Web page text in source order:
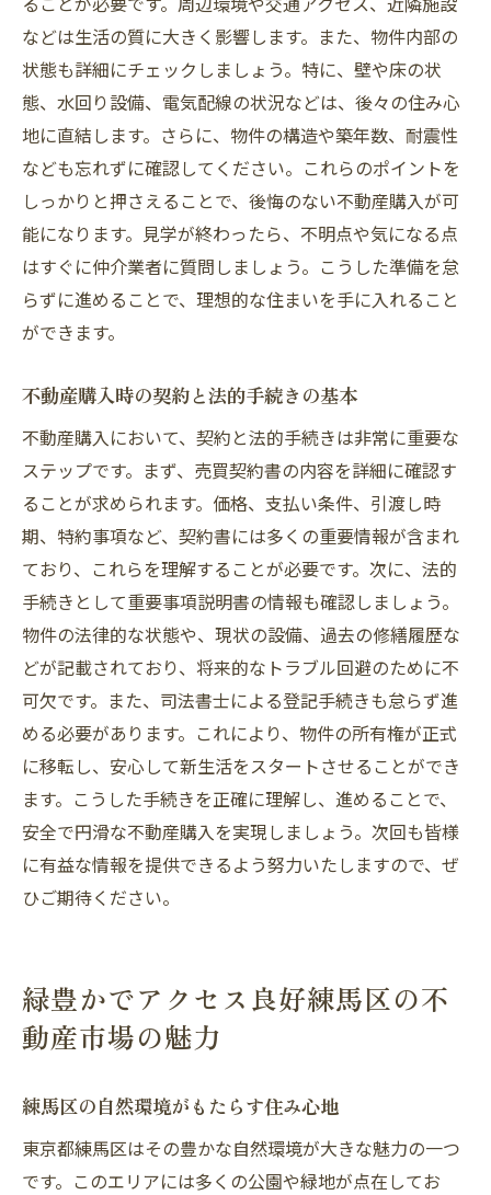
ワークライフバランスを考慮した住まい
練馬区での趣味やレジャーを楽しむ方法
家族構成に応じた最適な物件の条件
将来設計に基づいた投資用不動産選び
練馬区の不動産求人について
などは生活の質に大きく影響します。また、物件内部の
状態も詳細にチェックしましょう。特に、壁や床の状
態、水回り設備、電気配線の状況などは、後々の住み心
地に直結します。さらに、物件の構造や築年数、耐震性
なども忘れずに確認してください。これらのポイントを
しっかりと押さえることで、後悔のない不動産購入が可
能になります。見学が終わったら、不明点や気になる点
はすぐに仲介業者に質問しましょう。こうした準備を怠
らずに進めることで、理想的な住まいを手に入れること
ができます。
不動産購入時の契約と法的手続きの基本
不動産購入において、契約と法的手続きは非常に重要な
ステップです。まず、売買契約書の内容を詳細に確認す
ることが求められます。価格、支払い条件、引渡し時
期、特約事項など、契約書には多くの重要情報が含まれ
ており、これらを理解することが必要です。次に、法的
手続きとして重要事項説明書の情報も確認しましょう。
物件の法律的な状態や、現状の設備、過去の修繕履歴な
どが記載されており、将来的なトラブル回避のために不
可欠です。また、司法書士による登記手続きも怠らず進
める必要があります。これにより、物件の所有権が正式
に移転し、安心して新生活をスタートさせることができ
ます。こうした手続きを正確に理解し、進めることで、
安全で円滑な不動産購入を実現しましょう。次回も皆様
に有益な情報を提供できるよう努力いたしますので、ぜ
ひご期待ください。
緑豊かでアクセス良好練馬区の不
動産市場の魅力
練馬区の自然環境がもたらす住み心地
東京都練馬区はその豊かな自然環境が大きな魅力の一つ
です。このエリアには多くの公園や緑地が点在してお